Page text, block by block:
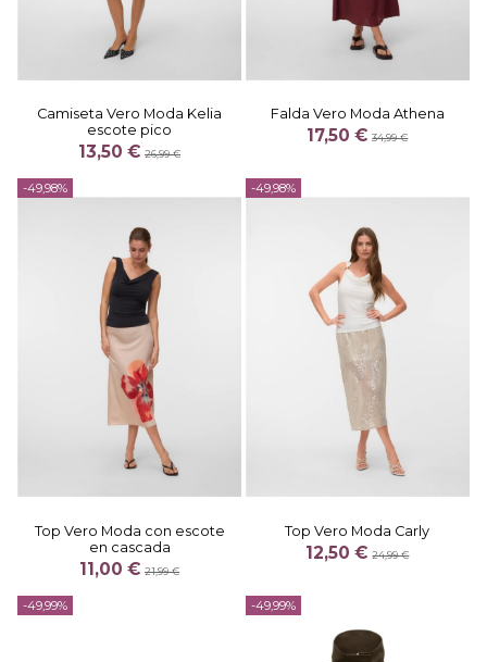
Camiseta Vero Moda Kelia
escote pico
13,50 €26,99 €
Falda Vero Moda Athena
17,50 €34,99 €
-49,98%
Top Vero Moda con escote
en cascada
11,00 €21,99 €
-49,98%
Top Vero Moda Carly
12,50 €24,99 €
-49,99% -49,99%